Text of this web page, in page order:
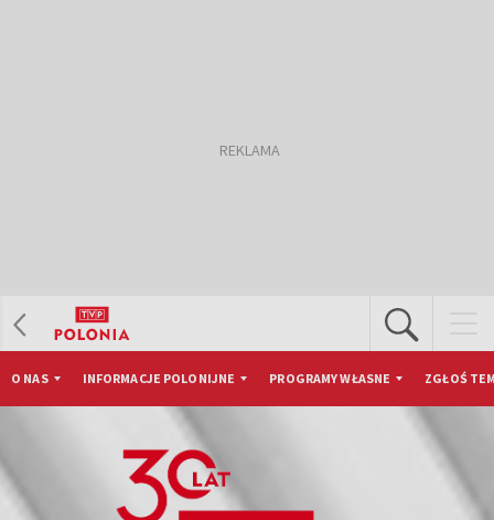
O NAS INFORMACJE POLONIJNE PROGRAMY WŁASNE ZGŁOŚ